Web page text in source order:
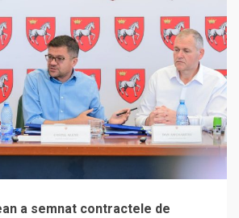
a semnat contractele de